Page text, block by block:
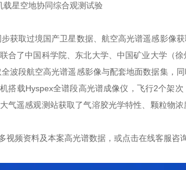
星空地协同综合观测试验
获取过境国产卫星数据、航空高光谱遥感影像
合了中国科学院、东北大学、中国矿业大学（
波段航空高光谱遥感影像与配套地面数据集，
搭载Hyspex全谱段高光谱成像仪，飞行2个架
气遥感观测站获取了气溶胶光学特性、颗粒物
频资料及本案高光谱数据，或点击在线客服咨询